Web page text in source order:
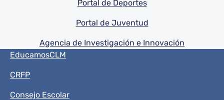
Portal de Deportes
Portal de Juventud
Agencia de Investigación e Innovación
Menú del pie
EducamosCLM
CRFP
Consejo Escolar